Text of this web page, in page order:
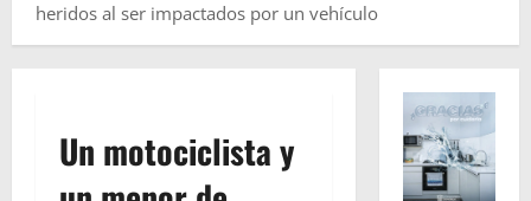
heridos al ser impactados por un vehículo
Un motociclista y